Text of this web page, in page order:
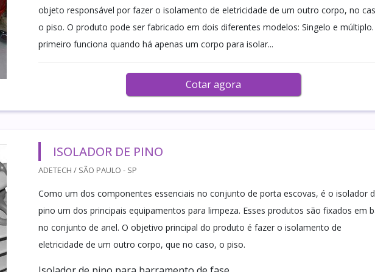
objeto responsável por fazer o isolamento de eletricidade de um outro corpo, no
o piso. O produto pode ser fabricado em dois diferentes modelos: Singelo e múltiplo.
primeiro funciona quando há apenas um corpo para isolar...
Cotar agora
ISOLADOR DE PINO
ADETECH / SÃO PAULO - SP
Como um dos componentes essenciais no conjunto de porta escovas, é o isolador
pino um dos principais equipamentos para limpeza. Esses produtos são fixados em
no conjunto de anel. O objetivo principal do produto é fazer o isolamento de
eletricidade de um outro corpo, que no caso, o piso.